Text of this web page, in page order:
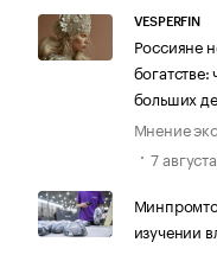
VESPERFIN
Россияне
богатстве:
больших
Мнение
7
изучении